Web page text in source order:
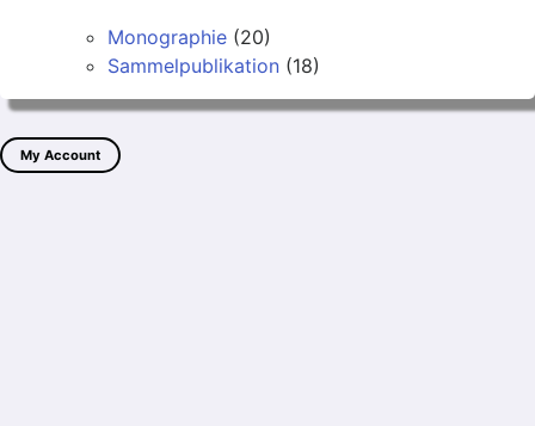
Monographie (20)
Sammelpublikation (18)
My Account